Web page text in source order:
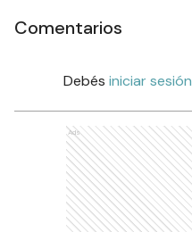
Comentarios
Debés iniciar sesión
Ads